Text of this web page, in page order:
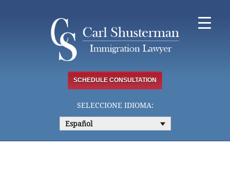
SCHEDULE CONSULTATION
SELECCIONE IDIOMA:
Español